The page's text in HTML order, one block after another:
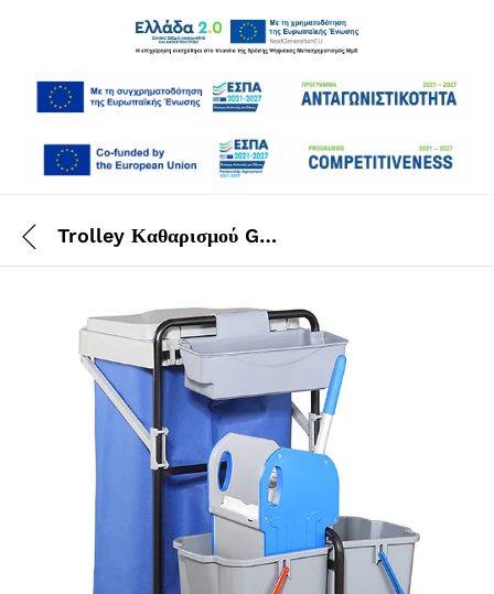
Trolley Καθαρισμού GONYZA 36